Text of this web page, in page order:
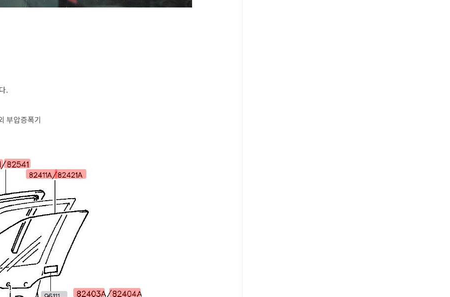
.
부압증폭기